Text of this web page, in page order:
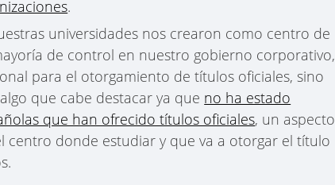
.
universidades nos crearon como centro de
de control en nuestro gobierno corporativo,
para el otorgamiento de títulos oficiales, sino
que cabe destacar ya que no ha estado
que han ofrecido títulos oficiales, un aspecto
centro donde estudiar y que va a otorgar el título